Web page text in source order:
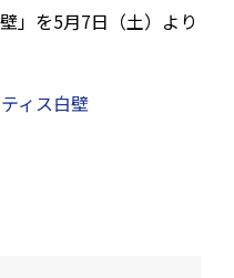
」を5月7日（土）より
ィス白壁